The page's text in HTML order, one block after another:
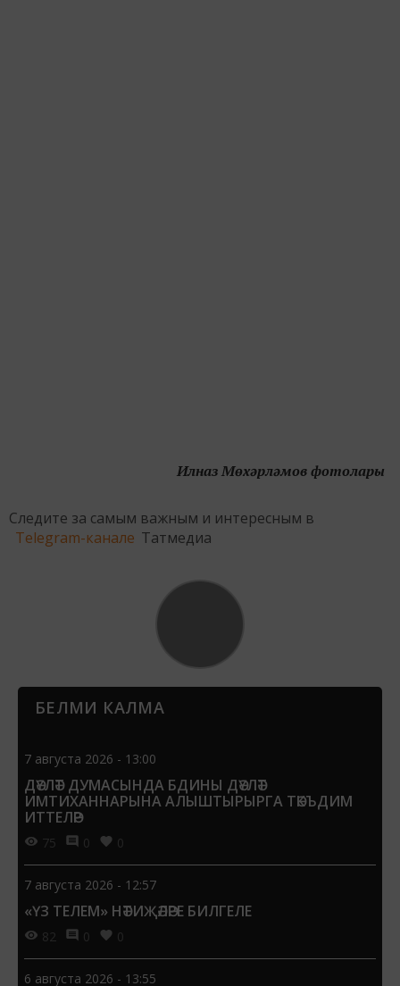
Илназ Мөхәрләмов фотолары
Следите за самым важным и интересным в
Telegram-канале Татмедиа
БЕЛМИ КАЛМА
7 августа 2026 - 13:00
ДӘҮЛӘТ ДУМАСЫНДА БДИНЫ ДӘҮЛӘТ
ИМТИХАННАРЫНА АЛЫШТЫРЫРГА ТӘКЪДИМ
ИТТЕЛӘР
75 0 0
7 августа 2026 - 12:57
«ҮЗ ТЕЛЕМ» НӘТИҖӘЛӘРЕ БИЛГЕЛЕ
82 0 0
6 августа 2026 - 13:55